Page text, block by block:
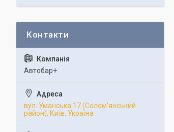
Автобар+
вул. Уманська 17 (Солом'янський
район), Київ, Україна